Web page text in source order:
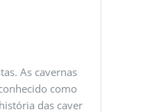
As cavernas
como
das caver